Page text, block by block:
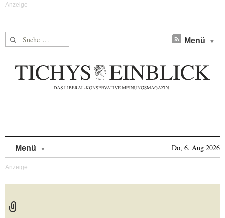
Suche nach: Menü
Menü Do, 6. Aug 2026